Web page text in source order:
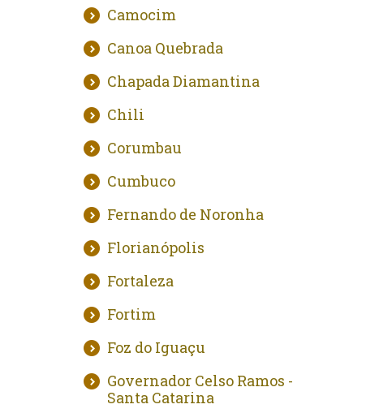
Camocim
Canoa Quebrada
Chapada Diamantina
Chili
Corumbau
Cumbuco
Fernando de Noronha
Florianópolis
Fortaleza
Fortim
Foz do Iguaçu
Governador Celso Ramos -
Santa Catarina